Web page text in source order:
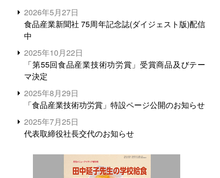
2026年5月27日
食品産業新聞社 75周年記念誌(ダイジェスト版)配信
中
2025年10月22日
「第55回食品産業技術功労賞」受賞商品及びテー
マ決定
2025年8月29日
「食品産業技術功労賞」特設ページ公開のお知らせ
2025年7月25日
代表取締役社長交代のお知らせ